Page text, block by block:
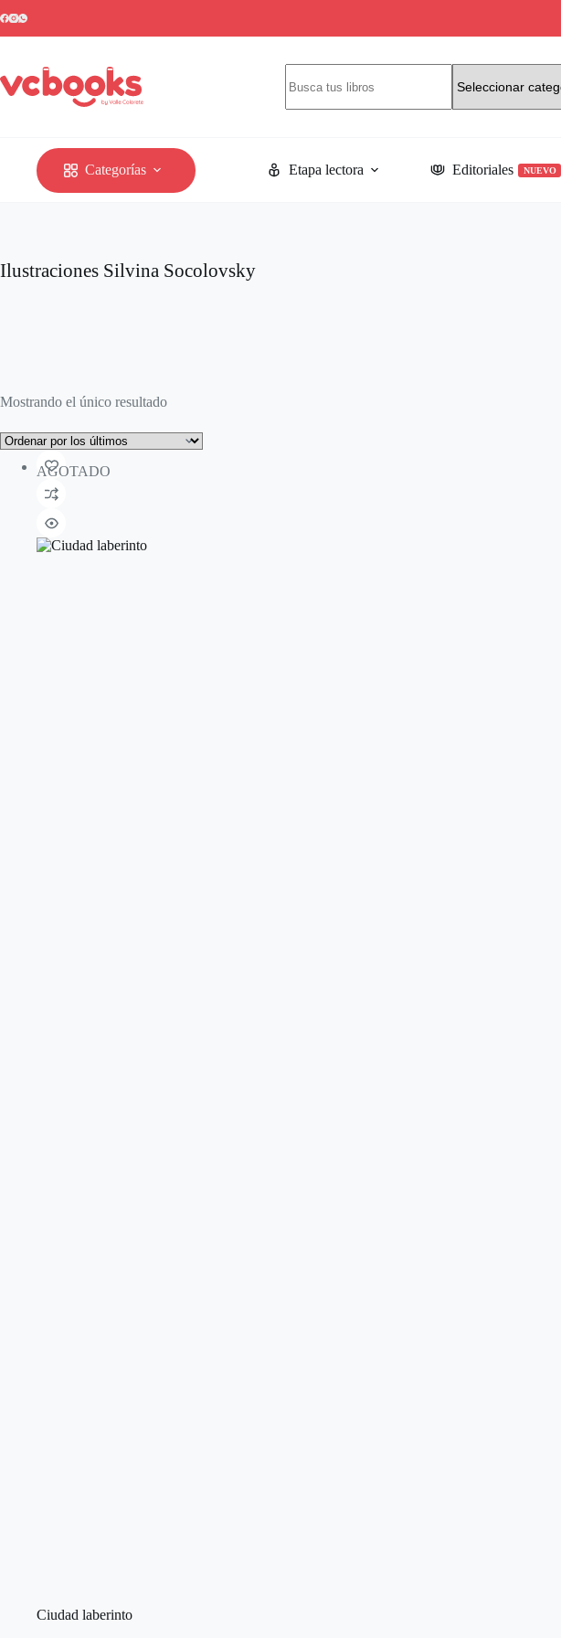
Categorías Etapa lectora Editoriales NUEVO
Ilustraciones Silvina Socolovsky
Mostrando el único resultado
AGOTADO
Ciudad laberinto